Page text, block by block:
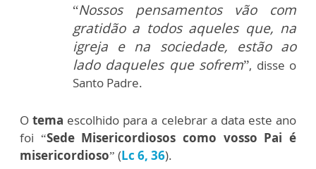
“Nossos pensamentos vão com
gratidão a todos aqueles que, na
igreja e na sociedade, estão ao
lado daqueles que sofrem”, disse o
Santo Padre.
Otema escolhido para a celebrar a data este ano
foi “Sede Misericordiosos como vosso Pai é
misericordioso” (Lc 6, 36).